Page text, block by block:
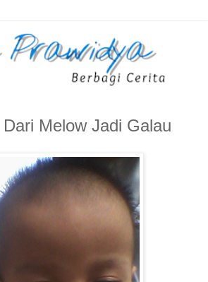
Melow Jadi Galau